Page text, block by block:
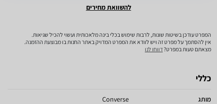
להשוואת מחירים
המפרט עודכן בשיטות שונות, לרבות שימוש בכלי בינה מלאכותית ועשוי להכיל שגיאות.
אין להסתמך על מפרט זה ויש לוודא את המפרט המדויק באתר החנות בו מבוצעת ההזמנה.
מצאתם טעות במפרט?דווחו לנו
כללי
מותג Converse